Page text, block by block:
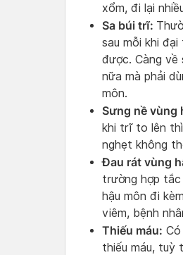
xổm, đi lại
Sa búi trĩ:
sau mỗi khi
được. Càng
nữa mà phải
môn.
Sưng nề vùng
khi trĩ to lên
nghẹt không
Đau rát vùng
trường hợp
hậu môn đi
viêm, bệnh
Thiếu máu:
thiếu máu, tuỳ